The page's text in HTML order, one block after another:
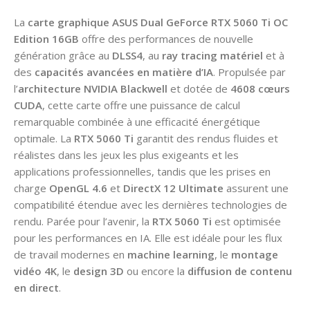
La carte graphique ASUS Dual GeForce RTX 5060 Ti OC
Edition 16GB offre des performances de nouvelle
génération grâce au DLSS4, au ray tracing matériel et à
des capacités avancées en matière d’IA. Propulsée par
l’architecture NVIDIA Blackwell et dotée de 4608 cœurs
CUDA, cette carte offre une puissance de calcul
remarquable combinée à une efficacité énergétique
optimale. La RTX 5060 Ti garantit des rendus fluides et
réalistes dans les jeux les plus exigeants et les
applications professionnelles, tandis que les prises en
charge OpenGL 4.6 et DirectX 12 Ultimate assurent une
compatibilité étendue avec les dernières technologies de
rendu. Parée pour l’avenir, la RTX 5060 Ti est optimisée
pour les performances en IA. Elle est idéale pour les flux
de travail modernes en machine learning, le montage
vidéo 4K, le design 3D ou encore la diffusion de contenu
en direct.